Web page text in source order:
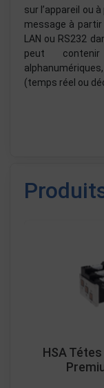
sur l’appareil ou
message à partir
LAN ou RS232
peut
(temps réel ou
HSA